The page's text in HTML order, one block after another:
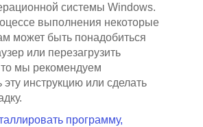
системы Windows.
выполнения некоторые
может быть понадобиться
или перезагрузить
мы рекомендуем
эту инструкцию или сделать
программу,